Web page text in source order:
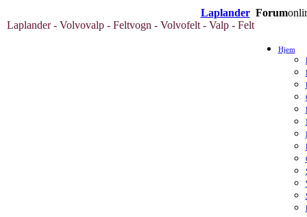
Laplander Forum
Laplander - Volvovalp - Feltvogn - Volvofelt - Valp - Felt
Hjem